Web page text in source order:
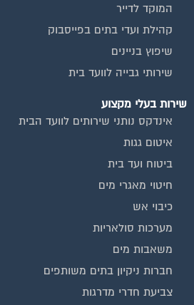
המוקד לדייר
קהילת ועדי בתים בפייסבוק
שיפוץ בניינים
שירותי גבייה לוועד בית
שירות בעלי מקצוע
אינדקס נותני שירותים לוועד הבית
איטום גגות
ביטוח ועד בית
חיטוי מאגרי מים
כיבוי אש
מערכות סולאריות
משאבות מים
חברות ניקיון בתים משותפים
צביעת חדרי מדרגות